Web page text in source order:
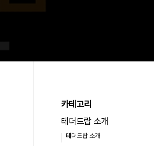
카테고리
테더드랍 소개
테더드랍 소개